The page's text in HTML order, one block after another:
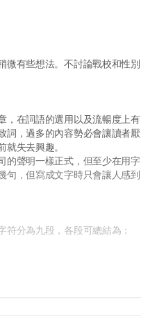
有些想法。不討論戰校和性別
在詞語的選用以及流暢度上有
詞，過多的內容勢必會讓讀者厭
失去興趣。
聲明一樣正式，但至少在用字
句，但寫成文字時只會讓人感到
分為九段，各段可總結為：